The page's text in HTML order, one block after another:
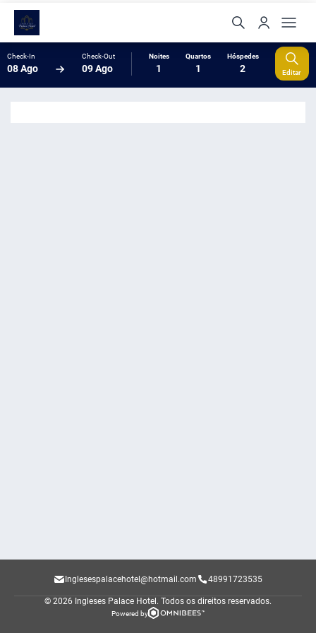
Check-In
08 Ago
Check-Out
09 Ago
Noites
1
Quartos
1
Hóspedes
2 Editar
Inglesespalacehotel@hotmail.com 48991723535
© 2026 Ingleses Palace Hotel. Todos os direitos reservados.
Powered by